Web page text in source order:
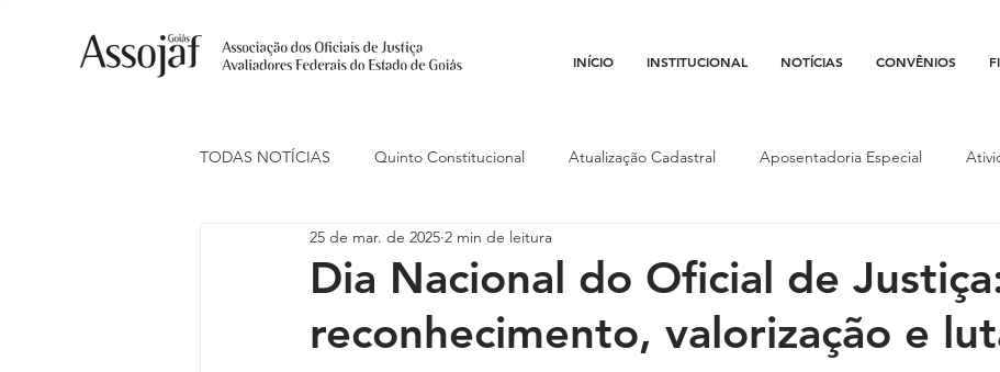
INÍCIO INSTITUCIONAL NOTÍCIAS CONVÊNIOS
TODAS NOTÍCIAS Quinto Constitucional Atualização Cadastral Aposentadoria Especial
Ações Judiciais Carreira Conojaf
Indenização de Transporte Isenção Fiscal Justiça do Trabalho Justiça Federal
Dia Nacional do Oficial de
reconhecimento, valorização e
25 de mar. de 2025 2 min de leitura